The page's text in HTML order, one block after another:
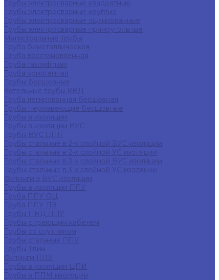
Трубы электросварные квадратные
Трубы электросварные круглые
Трубы электросварные оцинкованные
Трубы электросварные прямоугольные
Магистральные трубы
Труба биметаллическая
Труба восстановленная
Труба газлифтная
Труба криогенная
Трубы бесшовные
Котельные трубы КВД
Труба легированная бесшовная
Трубы нержавеющие бесшовные
Трубы в изоляции
Трубы в изоляции ВУС
Трубы ВУС ЦПП
Трубы стальные в 2-х слойной ВУС изоляции
Трубы стальные в 2-х слойной УС изоляции
Трубы стальные в 3-х слойной ВУС изоляции
Трубы стальные в 3-х слойной УС изоляции
Фитинги в ВУС изоляции
Трубы в изоляции ППУ
Труба ППУ ОЦ
Труба ППУ ПЭ
Трубы ПНД ППУ
Трубы с греющим кабелем
Трубы со спутником
Трубы стальные ППУ
Трубы Твин
Фитинги ППУ
Трубы в изоляции ЦПИ
Трубы в ППМ изоляции